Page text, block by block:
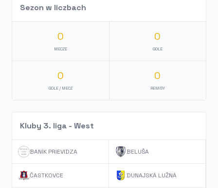
Sezon w liczbach
0
MECZE
0
GOLE
0
GOLE / MECZ
0
REMISY
Kluby 3. liga - West
BANÍK PRIEVIDZA BELUŠA
ČASTKOVCE DUNAJSKÁ LUŽNÁ